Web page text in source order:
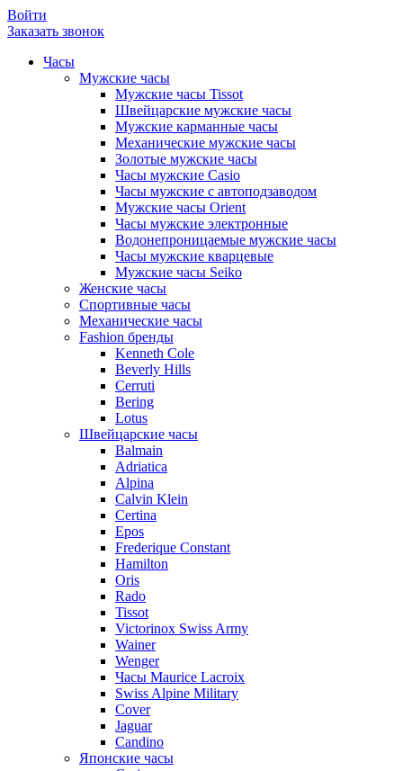
Войти
Заказать звонок
Часы
Мужские часы
Мужские часы Tissot
Швейцарские мужские часы
Мужские карманные часы
Механические мужские часы
Золотые мужские часы
Часы мужские Casio
Часы мужские с автоподзаводом
Мужские часы Orient
Часы мужские электронные
Водонепроницаемые мужские часы
Часы мужские кварцевые
Мужские часы Seiko
Женские часы
Спортивные часы
Механические часы
Fashion бренды
Kenneth Cole
Beverly Hills
Cerruti
Bering
Lotus
Швейцарские часы
Balmain
Adriatica
Alpina
Calvin Klein
Certina
Epos
Frederique Constant
Hamilton
Oris
Rado
Tissot
Victorinox Swiss Army
Wainer
Wenger
Часы Maurice Lacroix
Swiss Alpine Military
Cover
Jaguar
Candino
Японские часы